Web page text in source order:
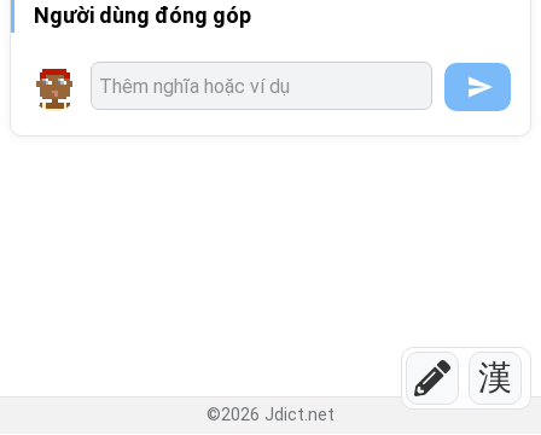
漢
Người dùng đóng góp
©2026 Jdict.net